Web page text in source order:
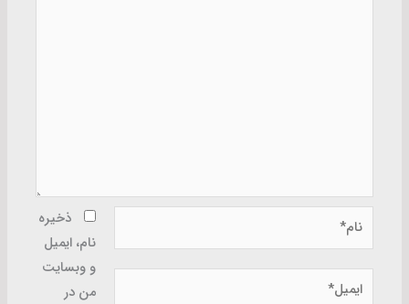
نام*
ایمیل*
ذخیره
نام، ایمیل
و وبسایت
من در